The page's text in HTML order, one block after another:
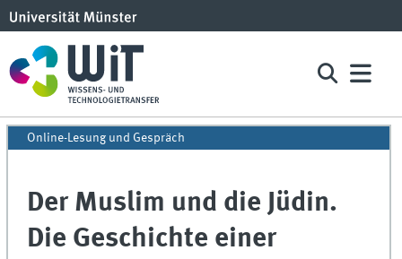
Online-Lesung und Gespräch
Der Muslim und die Jüdin.
Die Geschichte einer